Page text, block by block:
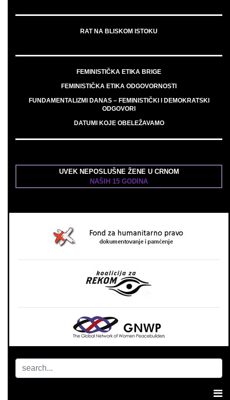
RAT NA BLISKOM ISTOKU
FEMINISTIČKA ETIKA BRIGE
FEMINISTIČKA ETIKA ODGOVORNOSTI
FUNDAMENTALIZMI DANAS – FEMINISTIČKI I DEMOKRATSKI
ODGOVORI
DATUMI KOJE OBELEŽAVAMO
UVEK NEPOSLUŠNE ŽENE U CRNOM
NAŠIH 15 GODINA